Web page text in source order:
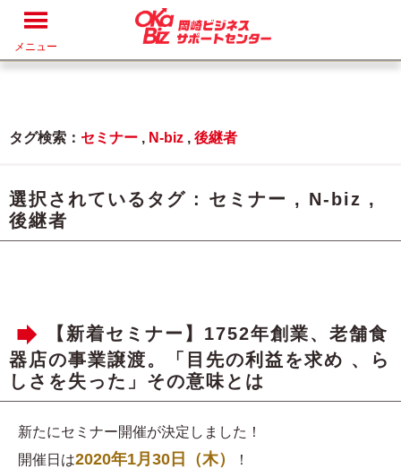
メニュー
タグ検索： セミナー , N-biz , 後継者
選択されているタグ : セミナー , N-biz ,
後継者
【新着セミナー】1752年創業、老舗食
器店の事業譲渡。「目先の利益を求め 、ら
しさを失った」その意味とは
新たにセミナー開催が決定しました！
開催日は2020年1月30日（木） ！